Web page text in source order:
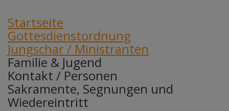
Startseite
Gottesdienstordnung
Jungschar / Ministranten
Familie & Jugend
Kontakt / Personen
Sakramente, Segnungen und
Wiedereintritt